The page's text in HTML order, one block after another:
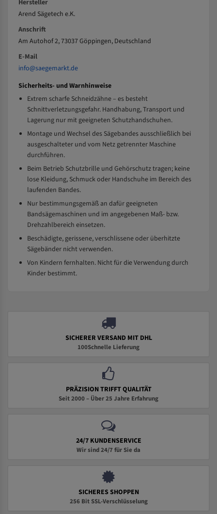
Hersteller
Arend Sägetech e.K.
Anschrift
Am Autohof 2, 73037 Göppingen, Deutschland
E-Mail
info@saegemarkt.de
Sicherheits- und Warnhinweise
Extrem scharfe Schneidzähne – es besteht
Schnittverletzungsgefahr. Handhabung, Transport und
Lagerung nur mit geeigneten Schutzhandschuhen.
Montage und Wechsel des Sägebandes ausschließlich bei
ausgeschalteter und vom Netz getrennter Maschine
durchführen.
Beim Betrieb Schutzbrille und Gehörschutz tragen; keine
lose Kleidung, Schmuck oder Handschuhe im Bereich des
laufenden Bandes.
Nur bestimmungsgemäß an dafür geeigneten
Bandsägemaschinen und im angegebenen Maß- bzw.
Drehzahlbereich einsetzen.
Beschädigte, gerissene, verschlissene oder überhitzte
Sägebänder nicht verwenden.
Von Kindern fernhalten. Nicht für die Verwendung durch
Kinder bestimmt.
SICHERER VERSAND MIT DHL
100Schnelle Lieferung
PRÄZISION TRIFFT QUALITÄT
Seit 2000 – Über 25 Jahre Erfahrung
24/7 KUNDENSERVICE
Wir sind 24/7 für Sie da
SICHERES SHOPPEN
256 Bit SSL-Verschlüsselung